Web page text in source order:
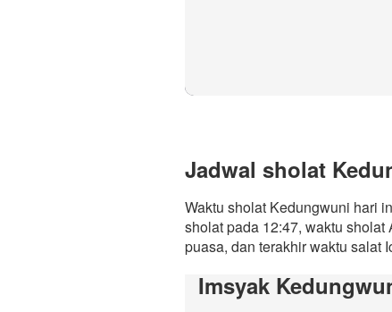
Jadwal sholat
Waktu sholat Kedungwuni hari
sholat pada 12:47, waktu
puasa, dan terakhir waktu salat
Imsyak